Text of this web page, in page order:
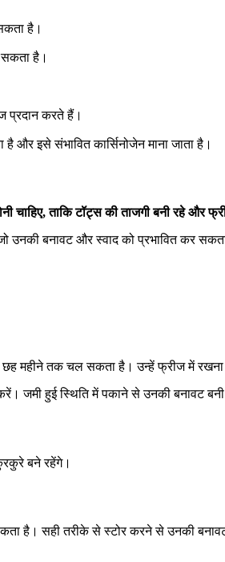
है।
सकता है।
प्रदान करते हैं।
है और इसे संभावित कार्सिनोजेन माना जाता है।
चाहिए, ताकि टॉट्स की ताजगी बनी रहे और
उनकी बनावट और स्वाद को प्रभावित कर
छह महीने तक चल सकता है। उन्हें फ्रीज में
जमी हुई स्थिति में पकाने से उनकी बनावट बनी
बने रहेंगे।
है। सही तरीके से स्टोर करने से उनकी